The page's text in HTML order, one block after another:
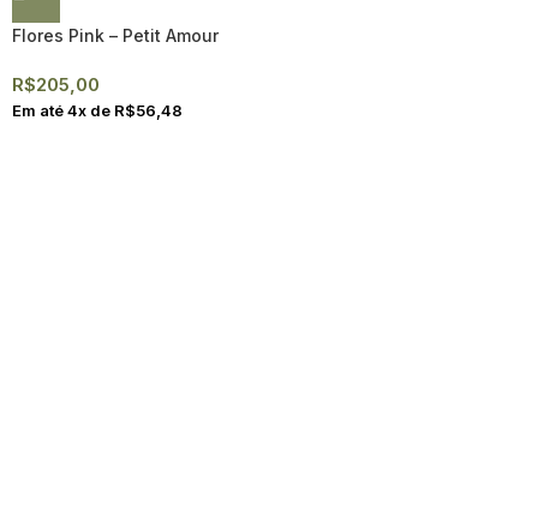
Flores Pink – Petit Amour
R$205,00
Em até4x de R$56,48